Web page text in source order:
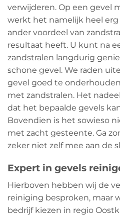
verwijderen. Op een gevel
werkt het namelijk heel erg
ander voordeel van
resultaat heeft. U kunt na
zandstralen langdurig
schone gevel. We raden
gevel goed te
met zandstralen. Het
dat het bepaalde gevels
Bovendien is het sowieso
met zacht gesteente. Ga
zeker niet zelf mee aan de
Expert in gevels
Hierboven hebben wij de
reiniging besproken, maar
bedrijf kiezen in regio